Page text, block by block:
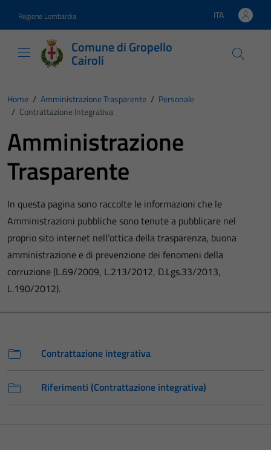
Regione Lombardia Lingua attiva:
ITA
Comune di Gropello
Cairoli
Home / Amministrazione Trasparente / Personale
/ Contrattazione Integrativa
Amministrazione
Trasparente
In questa pagina sono raccolte le informazioni che le
Amministrazioni pubbliche sono tenute a pubblicare nel
proprio sito internet nell’ottica della trasparenza, buona
amministrazione e di prevenzione dei fenomeni della
corruzione (L.69/2009, L.213/2012, D.Lgs.33/2013,
L.190/2012).
Contrattazione integrativa
Riferimenti (Contrattazione integrativa)